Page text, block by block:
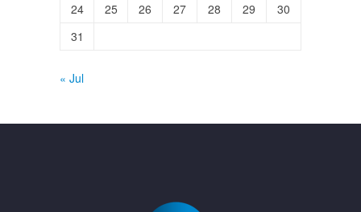
24
25 26 27 28 29
30
31
« Jul